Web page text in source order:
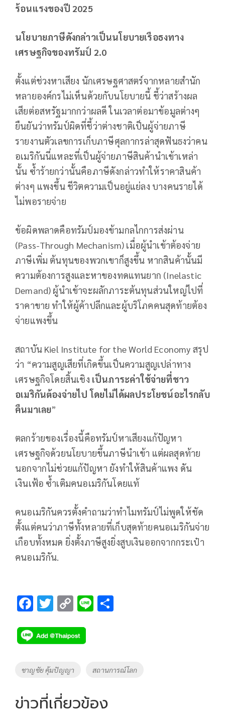
ร้อนแรงของปี 2025
นโยบายภาษีดังกล่าวเป็นนโยบายเรือธงทาง
เศรษฐกิจของทรัมป์ 2.0
ตั้งแต่ช่วงหาเสียง นักเศรษฐศาสตร์จากหลายสำนัก
หลายองค์กรไม่เห็นด้วยกับนโยบายนี้ ชี้ว่าสร้างผล
เสียต่อสหรัฐมากกว่าผลดี ในเวลาต่อมาข้อมูลต่างๆ
ยืนยันว่าทรัมป์ผิดที่ชี้ว่าต่างชาติเป็นผู้จ่ายภาษี
รายงานตัวเลขการเก็บภาษีศุลกากรล่าสุดฟันธงว่าคน
อเมริกันนี่แหละที่เป็นผู้จ่ายภาษีสินค้านำเข้าเหล่า
นั้น ซ้ำร้ายกว่านั้นคือภาษีดังกล่าวทำให้ราคาสินค้า
ต่างๆ แพงขึ้น ชีวิตความเป็นอยู่แย่ลง บางคนรายได้
ไม่พอรายจ่าย
ข้อผิดพลาดคือทรัมป์มองข้ามกลไกการส่งผ่าน
(Pass-Through Mechanism) เมื่อผู้นำเข้าต้องจ่าย
ภาษีเพิ่ม ต้นทุนของพวกเขาก็สูงขึ้น หากสินค้านั้นมี
ความต้องการสูงและหาของทดแทนยาก (Inelastic
Demand) ผู้นำเข้าจะผลักภาระต้นทุนส่วนใหญ่ไปที่
ราคาขาย ทำให้ผู้ค้าปลีกและผู้บริโภคคนสุดท้ายต้อง
จ่ายแพงขึ้น
สถาบัน Kiel Institute for the World Economy สรุป
ว่า “ความสูญเสียที่เกิดขึ้นเป็นความสูญเปล่าทาง
เศรษฐกิจโดยสิ้นเชิง เป็นภาระค่าใช้จ่ายที่ชาว
อเมริกันต้องจ่ายไป โดยไม่ได้ผลประโยชน์อะไรกลับ
คืนมาเลย”
ตลกร้ายของเรื่องนี้คือทรัมป์หาเสียงแก้ปัญหา
เศรษฐกิจด้วยนโยบายขึ้นภาษีนำเข้า แต่ผลสุดท้าย
นอกจากไม่ช่วยแก้ปัญหา ยังทำให้สินค้าแพง ดัน
เงินเฟ้อ ซ้ำเติมคนอเมริกันโดยแท้
คนอเมริกันควรตั้งคำถามว่าทำไมทรัมป์ไม่พูดให้ชัด
ตั้งแต่คนว่าภาษีทั้งหลายที่เก็บสุดท้ายคนอเมริกันจ่าย
เกือบทั้งหมด ยิ่งตั้งภาษีสูงยิ่งสูบเงินออกจากกระเป๋า
คนอเมริกัน.
F
e
b
o
k
T
tt
er
C
p
y
Li
k
Li
Tags
ชาญชัย คุ้มปัญญา สถานการณ์โลก
ข่าวที่เกี่ยวข้อง